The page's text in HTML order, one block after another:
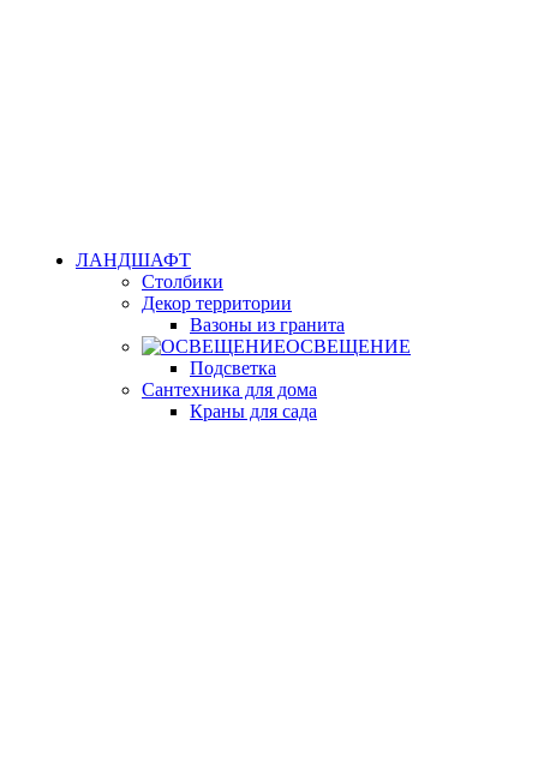
ЛАНДШАФТ
Столбики
Декор территории
Вазоны из гранита
ОСВЕЩЕНИЕ
Подсветка
Сантехника для дома
Краны для сада